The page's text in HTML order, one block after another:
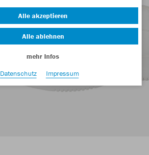
Alle akzeptieren
Alle ablehnen
mehr Infos
Datenschutz
Impressum